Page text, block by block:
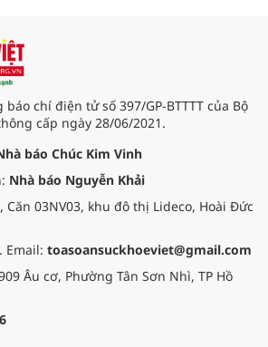
chí điện tử số 397/GP-BTTTT của Bộ
cấp ngày 28/06/2021.
báo Chúc Kim Vinh
Nhà báo Nguyễn Khải
Căn 03NV03, khu đô thị Lideco, Hoài Đức
. Email: toasoansuckhoeviet@gmail.com
Âu cơ, Phường Tân Sơn Nhì, TP Hồ